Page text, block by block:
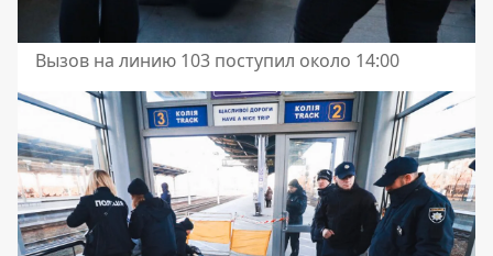
Вызов на линию 103 поступил около 14:00